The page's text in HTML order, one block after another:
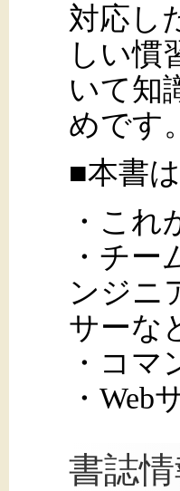
対応し
しい慣
いて知
めです。
■本書
・こ
・チ
ンジニ
サーな
・コ
・Web
書誌情